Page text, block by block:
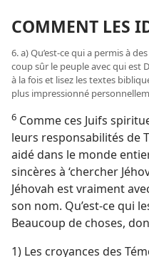
COMMENT LES
6. a) Qu’est-​ce qui a permis à
coup sûr le peuple avec qui est
à la fois et lisez les textes
plus impressionné
6 Comme ces Juifs
leurs responsabilités de
aidé dans le monde
sincères à ‘chercher
Jéhovah est vraiment
son nom. Qu’est-​ce qui
Beaucoup de choses,
1) Les croyances des